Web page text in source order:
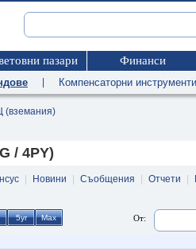
пазари Финанси
Компенсаторни инструменти
/ 4PY)
Новини Съобщения Отчети
От: